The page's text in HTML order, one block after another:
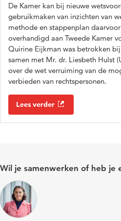
De Kamer kan bij nieuwe
gebruikmaken van inzichten van
methode en stappenplan
overhandigd aan Tweede Kamer
Quirine Eijkman was betrokken
samen met Mr. dr. Liesbeth Hulst
over de wet verruiming van de
verbieden van rechtspersonen.
Lees verder
Wil je samenwerken of heb je